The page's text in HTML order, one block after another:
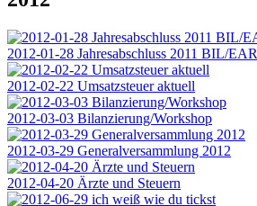
2012-01-28 Jahresabschluss 2011 BIL/EAR
2012-02-22 Umsatzsteuer aktuell
2012-03-03 Bilanzierung/Workshop
2012-03-29 Generalversammlung 2012
2012-04-20 Ärzte und Steuern